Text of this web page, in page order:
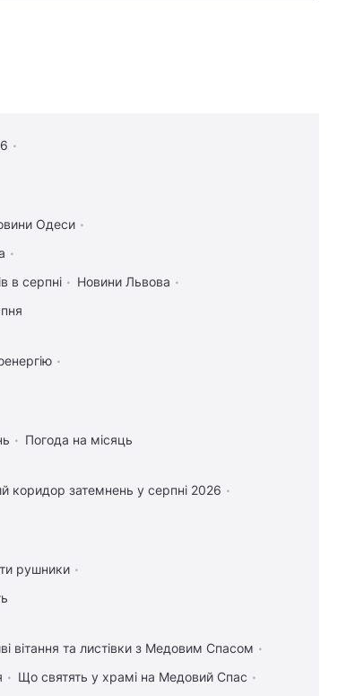
Одеси
в серпні
Новини Львова
Погода на місяць
коридор затемнень у серпні 2026
рушники
вітання та листівки з Медовим Спасом
Що святять у храмі на Медовий Спас